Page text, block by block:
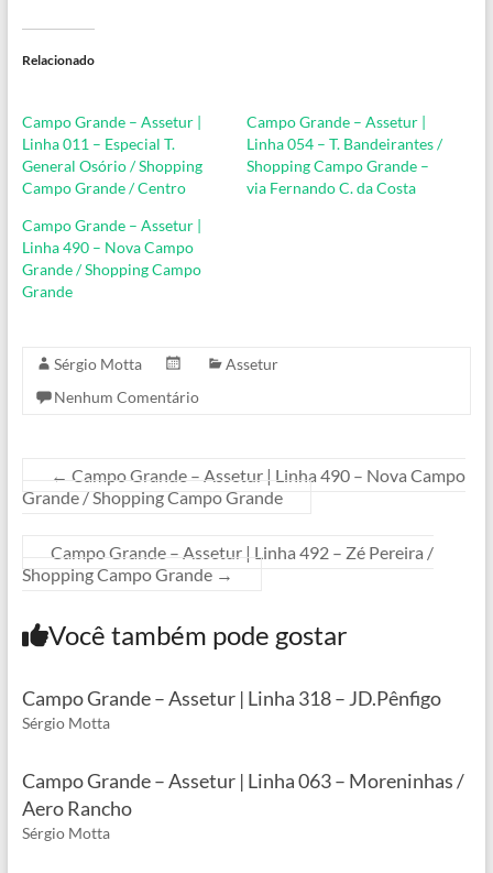
Relacionado
Campo Grande – Assetur |
Linha 011 – Especial T.
General Osório / Shopping
Campo Grande / Centro
Campo Grande – Assetur |
Linha 054 – T. Bandeirantes /
Shopping Campo Grande –
via Fernando C. da Costa
Campo Grande – Assetur |
Linha 490 – Nova Campo
Grande / Shopping Campo
Grande
Sérgio Motta
Assetur
Nenhum Comentário
← Campo Grande – Assetur | Linha 490 – Nova Campo
Grande / Shopping Campo Grande
Campo Grande – Assetur | Linha 492 – Zé Pereira /
Shopping Campo Grande →
Você também pode gostar
Campo Grande – Assetur | Linha 318 – JD.Pênfigo
Sérgio Motta
Campo Grande – Assetur | Linha 063 – Moreninhas /
Aero Rancho
Sérgio Motta